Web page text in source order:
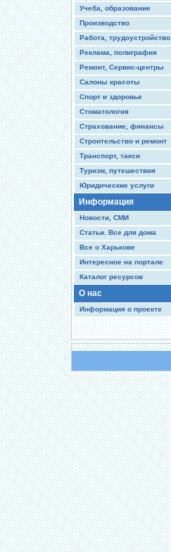
Учеба, образование
Производство
Работа, трудоустройство
Реклама, полиграфия
Ремонт, Сервис-центры
Салоны красоты
Спорт и здоровье
Стоматология
Страхование, финансы
Строительство и ремонт
Транспорт, такси
Туризм, путешествия
Юридические услуги
Информация
Новости, СМИ
Статьи. Все для дома
Все о Харькове
Интересное на портале
Каталог ресурсов
О нас
Информация о проекте